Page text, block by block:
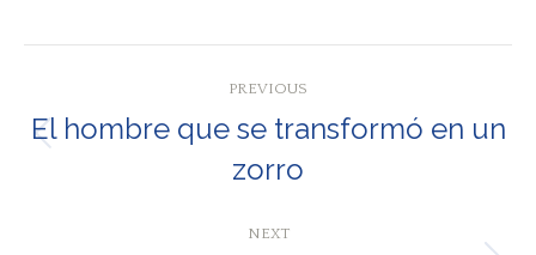
navigation
PREVIOUS
post:
El hombre que se transformó en un
zorro
NEXT